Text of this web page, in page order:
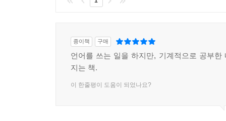
중국인과 의사소통을 한 주된 수단은 바로 필담(筆
영위하였다. 공유하는 문자가 있어 음성언어로
이 책은 한자 문명권의 언어인 한문, 중국어, 일
파악하게 했다.
종이책 구매
언어를 쓰는 일을 하지만, 기계적으로 공부한
지는 책.
이 한줄평이 도움이 되었나요?